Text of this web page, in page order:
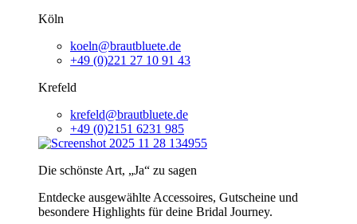
Köln
koeln@brautbluete.de
+49 (0)221 27 10 91 43
Krefeld
krefeld@brautbluete.de
+49 (0)2151 6231 985
Die schönste Art, „Ja“ zu sagen
Entdecke ausgewählte Accessoires, Gutscheine und
besondere Highlights für deine Bridal Journey.